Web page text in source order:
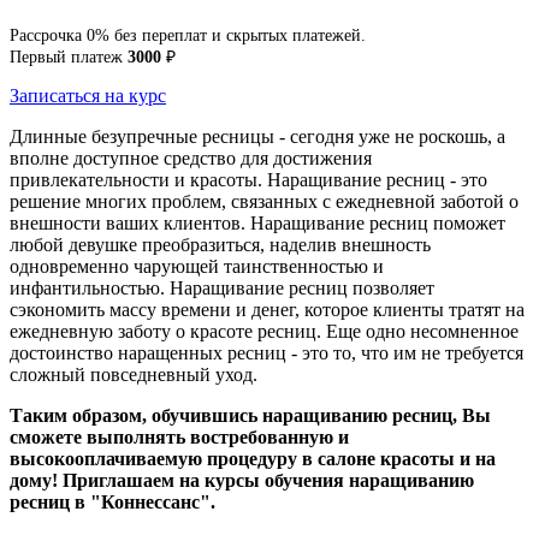
Рассрочка 0% без переплат и скрытых платежей.
Первый платеж 3000 ₽
Записаться на курс
Длинные безупречные ресницы - сегодня уже не роскошь, а
вполне доступное средство для достижения
привлекательности и красоты. Наращивание ресниц - это
решение многих проблем, связанных с ежедневной заботой о
внешности ваших клиентов. Наращивание ресниц поможет
любой девушке преобразиться, наделив внешность
одновременно чарующей таинственностью и
инфантильностью. Наращивание ресниц позволяет
сэкономить массу времени и денег, которое клиенты тратят на
ежедневную заботу о красоте ресниц. Еще одно несомненное
достоинство наращенных ресниц - это то, что им не требуется
сложный повседневный уход.
Таким образом, обучившись наращиванию ресниц, Вы
сможете выполнять востребованную и
высокооплачиваемую процедуру в салоне красоты и на
дому! Приглашаем на курсы обучения наращиванию
ресниц в "Коннессанс".